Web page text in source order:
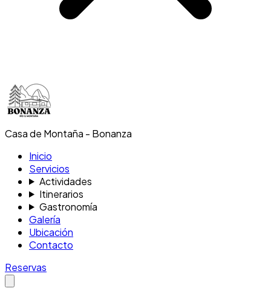
Casa de Montaña - Bonanza
Inicio
Servicios
Actividades
Itinerarios
Gastronomía
Galería
Ubicación
Contacto
Reservas